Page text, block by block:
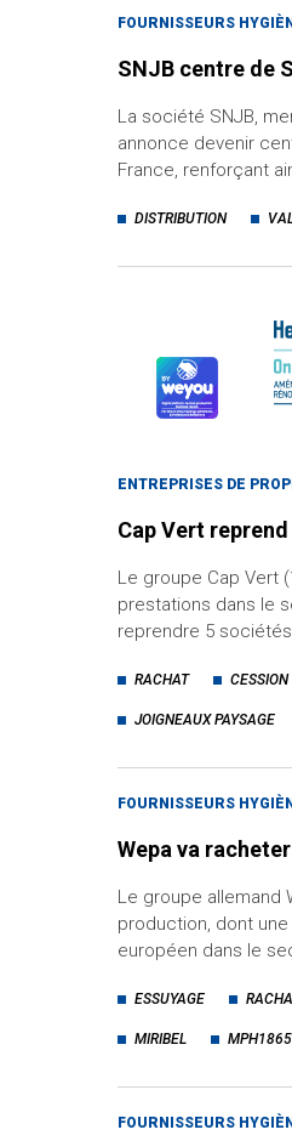
FOURNISSEURS
SNJB centre de
La société SNJB,
annonce devenir
France, renforçant
DISTRIBUTION
ENTREPRISES DE
Cap Vert
Le groupe Cap Vert
prestations dans le
reprendre 5
RACHAT CESSION
JOIGNEAUX PAYSAGE
FOURNISSEURS
Wepa va
Le groupe allemand
production, dont
européen dans le
ESSUYAGE
MIRIBEL MPH1865
FOURNISSEURS